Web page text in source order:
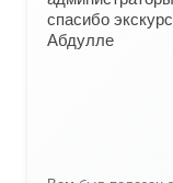
спасибо
Абдулле